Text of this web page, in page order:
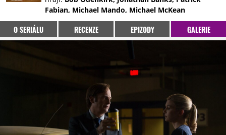
TRAILERY
GALERIE
DISKUZE
STATISTIKY
TIRÁŽ
Fabian, Michael Mando, Michael McKean
O SERIÁLU RECENZE EPIZODY GALERIE